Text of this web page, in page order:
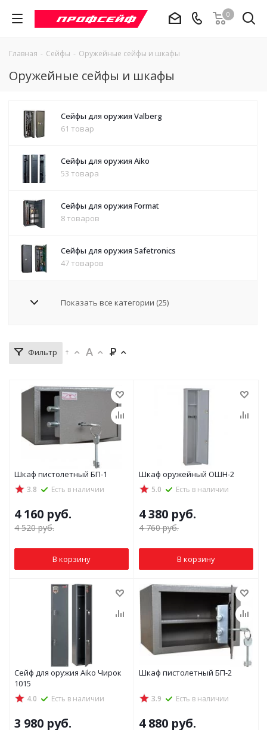
0
Главная - Сейфы - Оружейные сейфы и шкафы
Оружейные сейфы и шкафы
Сейфы для оружия Valberg
61 товар
Сейфы для оружия Aiko
53 товара
Сейфы для оружия Format
8 товаров
Сейфы для оружия Safetronics
47 товаров
Показать все категории (25)
Фильтр
Шкаф пистолетный БП-1
3.8 Есть в наличии
4 160 руб.
4 520руб.
В корзину
Шкаф оружейный ОШН-2
5.0 Есть в наличии
4 380 руб.
4 760руб.
В корзину
Сейф для оружия Aiko Чирок
1015
4.0 Есть в наличии
3 980 руб.
Шкаф пистолетный БП-2
3.9 Есть в наличии
4 880 руб.